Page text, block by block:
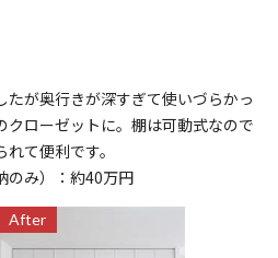
たが奥行きが深すぎて使いづらかっ
クローゼットに。棚は可動式なので
て便利です。
み）：約40万円
After